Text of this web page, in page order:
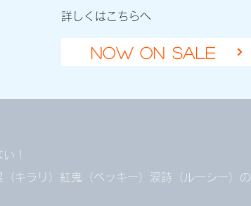
​​詳しくはこちらへ
now on sale
！
（キラリ）紅鬼（ベッキー）涙詩（ルーシー）の